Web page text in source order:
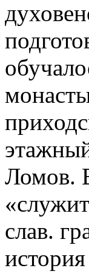
Ломов.
слав.